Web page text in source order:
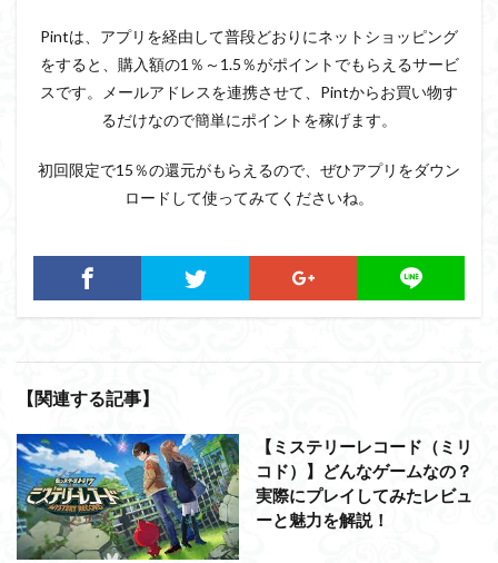
Pintは、アプリを経由して普段どおりにネットショッピング
をすると、購入額の1％～1.5％がポイントでもらえるサービ
スです。メールアドレスを連携させて、Pintからお買い物す
るだけなので簡単にポイントを稼げます。
初回限定で15％の還元がもらえるので、ぜひアプリをダウン
ロードして使ってみてくださいね。
【関連する記事】
【ミステリーレコード（ミリ
コド）】どんなゲームなの？
実際にプレイしてみたレビュ
ーと魅力を解説！